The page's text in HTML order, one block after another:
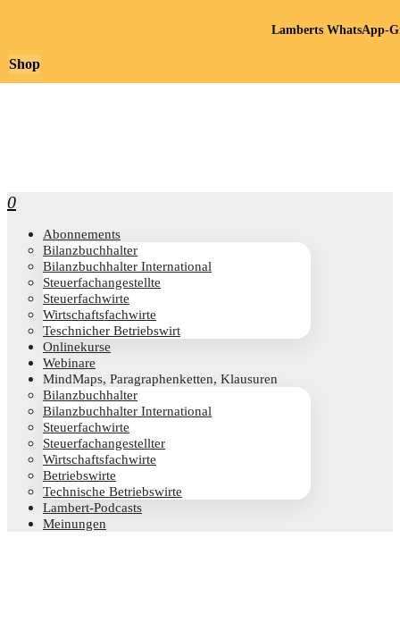
0
Abon­ne­ments
Bilanz­buch­hal­ter
Bilanz­buch­hal­ter International
Steu­er­fach­an­ge­stell­te
Steu­er­fach­wir­te
Wirt­schafts­fach­wir­te
Teschni­cher Betriebswirt
Online­kur­se
Web­i­na­re
Mind­Maps, Para­gra­phen­ket­ten, Klausuren
Bilanz­buch­hal­ter
Bilanz­buch­hal­ter International
Steu­er­fach­wir­te
Steu­er­fach­an­ge­stell­ter
Wirt­schafts­fach­wir­te
Betriebs­wir­te
Tech­ni­sche Betriebswirte
Lam­­bert-Pod­­casts
Mei­nun­gen
Shop
Lamberts WhatsApp-